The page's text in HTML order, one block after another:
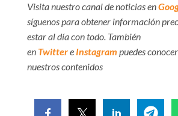
Visita nuestro canal de noticias en
síguenos para obtener información
estar al día con todo. También
en Twittere Instagram puedes
nuestros contenidos